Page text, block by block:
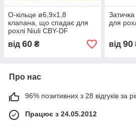
О-кільце ø6,9х1,8
клапана, що спадає для
рохлі Niuli CBY-DF
від 60 ₴
для
від 90
Про нас
96% позитивних з 28 відгуків за
Працює з 24.05.2012